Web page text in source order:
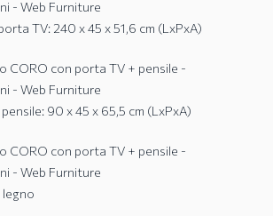
TV: 240 x 45 x 51,6 cm (LxPxA)
90 x 45 x 65,5 cm (LxPxA)